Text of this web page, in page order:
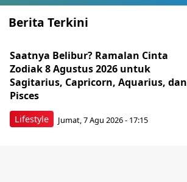
Berita Terkini
Lifestyle
Saatnya Belibur? Ramalan Cinta
Zodiak 8 Agustus 2026 untuk
Sagitarius, Capricorn, Aquarius, dan
Pisces
Jumat, 7 Agu 2026 - 17:15